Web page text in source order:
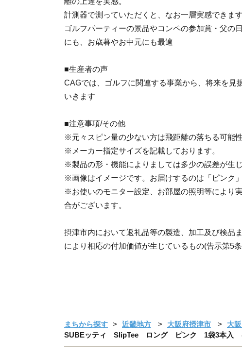
計測器で測っていただくと、なお一層実感できます
ゴルフパーティーの景品やコンペの参加賞・父の
にも、お歳暮やお中元にも最適
■生産者の声
CAGでは、ゴルフに関連する事業から、将来を見
いきます
■注意事項/その他
※元々スピン量の少ない方は飛距離の落ちる可能性
※メーカー指定サイズを記載しております。
※製品の形・機能によりましては多少の誤差が生
※画像はイメージです。お届けするのは「ピンク」
※お使いのモニター設定、お部屋の照明等により
合がございます。
摂津市内において返礼品等の製造、加工及び検品
により相応の付加価値が生じているもの(告示第5
まちから探す 近畿地方 大阪府摂津市
大
SUBEッティ SlipTee ロング ピンク 1袋3本入 キ